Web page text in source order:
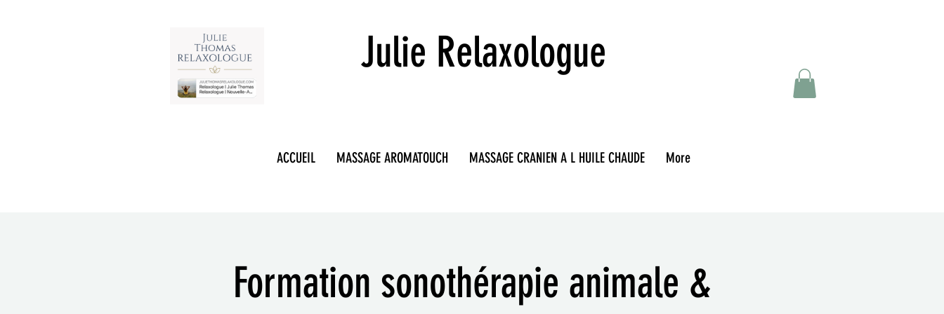
RELAXOLOGUE Julie Relaxologue
ACCUEIL MASSAGE AROMATOUCH MASSAGE CRANIEN A L HUILE CHAUDE More
Formation sonothérapie animale &